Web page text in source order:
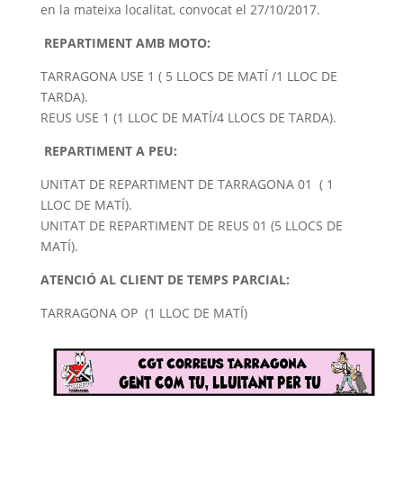
en la mateixa localitat, convocat el 27/10/2017.
REPARTIMENT AMB MOTO:
TARRAGONA USE 1 ( 5 LLOCS DE MATÍ /1 LLOC DE
TARDA).
REUS USE 1 (1 LLOC DE MATÍ/4 LLOCS DE TARDA).
REPARTIMENT A PEU:
UNITAT DE REPARTIMENT DE TARRAGONA 01 ( 1
LLOC DE MATÍ).
UNITAT DE REPARTIMENT DE REUS 01 (5 LLOCS DE
MATÍ).
ATENCIÓ AL CLIENT DE TEMPS PARCIAL:
TARRAGONA OP (1 LLOC DE MATÍ)